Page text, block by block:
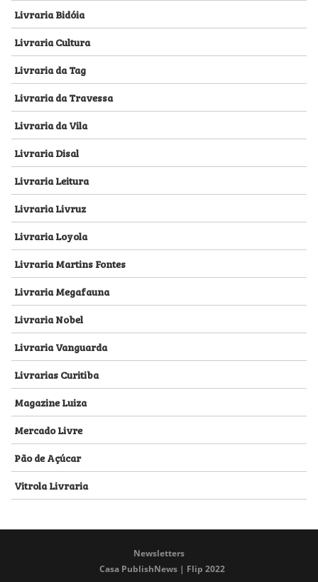
Livraria Bidóia
Livraria Cultura
Livraria da Tag
Livraria da Travessa
Livraria da Vila
Livraria Disal
Livraria Leitura
Livraria Livruz
Livraria Loyola
Livraria Martins Fontes
Livraria Megafauna
Livraria Nobel
Livraria Vanguarda
Livrarias Curitiba
Magazine Luiza
Mercado Livre
Pão de Açúcar
Vitrola Livraria
Newsletters
Casa PublishNews | Flip 2022